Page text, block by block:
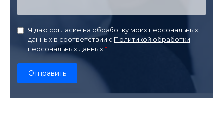
Я даю согласие на обработку моих персональных
данных в соответствии с Политикой обработки
персональных данных